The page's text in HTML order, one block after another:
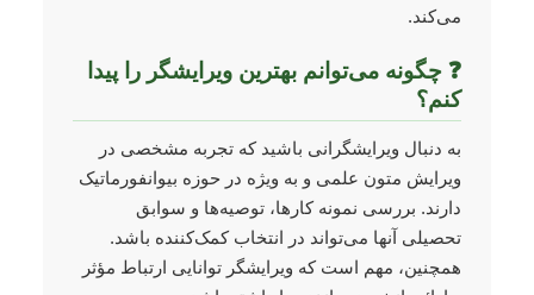
می‌کند.
❓ چگونه می‌توانم بهترین ویرایشگر را پیدا
کنم؟
به دنبال ویرایشگرانی باشید که تجربه مشخصی در
ویرایش متون علمی و به ویژه در حوزه بیوانفورماتیک
دارند. بررسی نمونه کارها، توصیه‌ها و سوابق
تحصیلی آنها می‌تواند در انتخاب کمک‌کننده باشد.
همچنین، مهم است که ویرایشگر توانایی ارتباط مؤثر